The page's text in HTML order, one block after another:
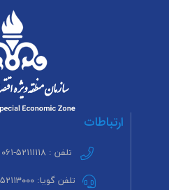
ارتباطات
تلفن : ۵۲۱۱۱۱۱۸-۰۶۱
تلفن گویا: ۵۲۱۱۳۰۰۰-۰۶۱